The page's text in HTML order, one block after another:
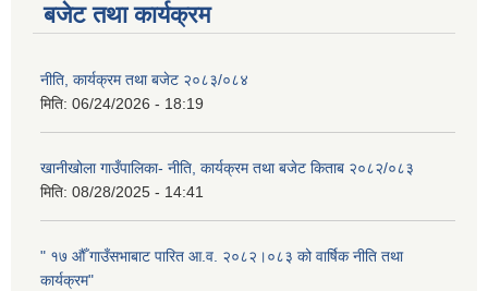
बजेट तथा कार्यक्रम
नीति, कार्यक्रम तथा बजेट २०८३/०८४
मिति: 06/24/2026 - 18:19
खानीखोला गाउँपालिका- नीति, कार्यक्रम तथा बजेट किताब २०८२/०८३
मिति: 08/28/2025 - 14:41
" १७ औँ गाउँसभाबाट पारित आ.व. २०८२।०८३ को वार्षिक नीति तथा
कार्यक्रम"